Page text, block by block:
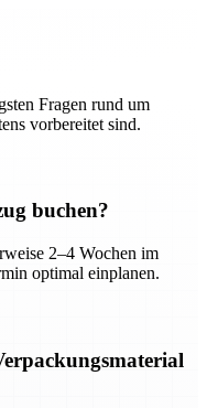
Fragen rund um
vorbereitet sind.
buchen?
2–4 Wochen im
optimal einplanen.